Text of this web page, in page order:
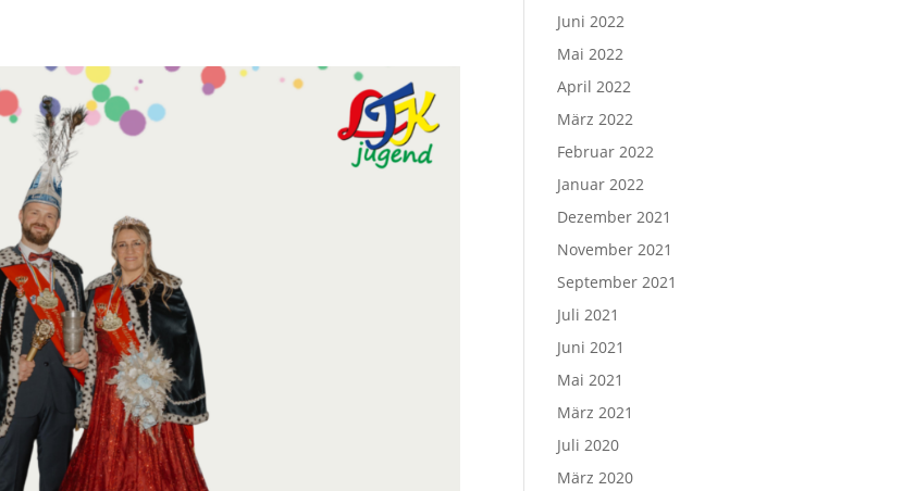
Juni 2022
Mai 2022
April 2022
März 2022
Februar 2022
Januar 2022
Dezember 2021
November 2021
September 2021
Juli 2021
Juni 2021
Mai 2021
März 2021
Juli 2020
März 2020